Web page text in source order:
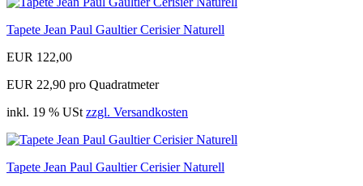
Tapete Jean Paul Gaultier Cerisier Naturell
EUR 122,00
EUR 22,90 pro Quadratmeter
inkl. 19 % USt zzgl. Versandkosten
Tapete Jean Paul Gaultier Cerisier Naturell